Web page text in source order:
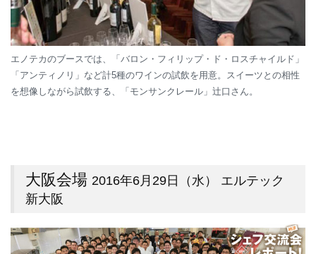
エノテカのブースでは、「バロン・フィリップ・ド・ロスチャイルド」
「アンティノリ」など計5種のワインの試飲を用意。スイーツとの相性
を想像しながら試飲する、「モンサンクレール」辻口さん。
大阪会場 2016年6月29日（水） エルテック
新大阪